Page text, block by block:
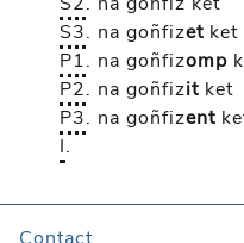
S3. na goñfizet ket
P1. na goñfizomp
P2. na goñfizit ket
P3. na goñfizent
I.